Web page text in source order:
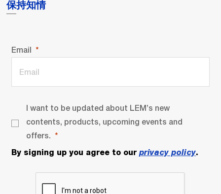
保持知情
Email
I want to be updated about LEM’s new
contents, products, upcoming events and
offers.
By signing up you agree to our privacy policy.